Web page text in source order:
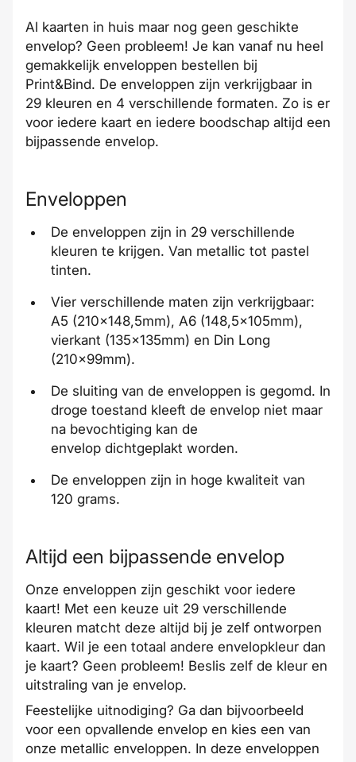
Al kaarten in huis maar nog geen geschikte
envelop? Geen probleem! Je kan vanaf nu heel
gemakkelijk enveloppen bestellen bij
Print&Bind. De enveloppen zijn verkrijgbaar in
29 kleuren en 4 verschillende formaten. Zo is er
voor iedere kaart en iedere boodschap altijd een
bijpassende envelop.
Enveloppen
De enveloppen zijn in 29 verschillende
kleuren te krijgen. Van metallic tot pastel
tinten.
Vier verschillende maten zijn verkrijgbaar:
A5 (210x148,5mm), A6 (148,5x105mm),
vierkant (135x135mm) en Din Long
(210x99mm).
De sluiting van de enveloppen is gegomd. In
droge toestand kleeft de envelop niet maar
na bevochtiging kan de
envelop dichtgeplakt worden.
De enveloppen zijn in hoge kwaliteit van
120 grams.
Altijd een bijpassende envelop
Onze enveloppen zijn geschikt voor iedere
kaart! Met een keuze uit 29 verschillende
kleuren matcht deze altijd bij je zelf ontworpen
kaart. Wil je een totaal andere envelopkleur dan
je kaart? Geen probleem! Beslis zelf de kleur en
uitstraling van je envelop.
Feestelijke uitnodiging? Ga dan bijvoorbeeld
voor een opvallende envelop en kies een van
onze metallic enveloppen. In deze enveloppen